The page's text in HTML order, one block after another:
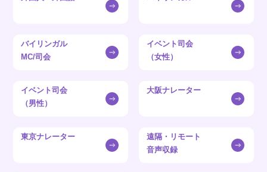
バイリンガル
MC/司会
イベント司会
（女性）
イベント司会
（男性）
大阪ナレーター
東京ナレーター
遠隔・リモート
音声収録